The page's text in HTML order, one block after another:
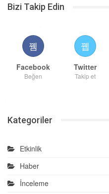
Bizi Takip Edin
Facebook
Beğen
Twitter
Takip et
Kategoriler
Etkinlik
Haber
İnceleme